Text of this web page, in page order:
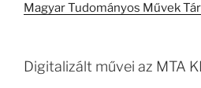
Magyar Tudományos Művek
Digitalizált művei az MTA